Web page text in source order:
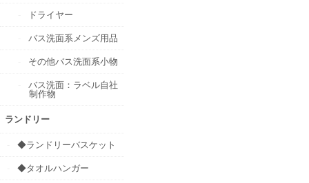
ドライヤー
バス洗面系メンズ用品
その他バス洗面系小物
バス洗面：ラベル自社
制作物
ランドリー
◆ランドリーバスケット
◆タオルハンガー